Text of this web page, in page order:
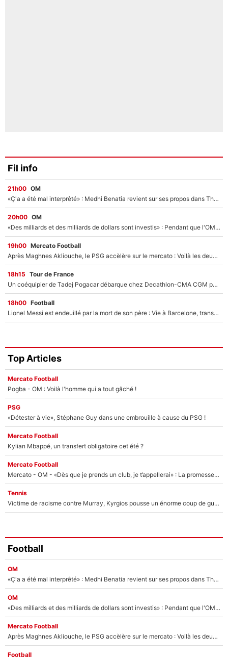
Fil info
21h00 OM
«Ç'a a été mal interprêté» : Medhi Benatia revient sur ses propos dans The Bridge et précise ses conditions pour rejoindre le PSG !
20h00 OM
«Des milliards et des milliards de dollars sont investis» : Pendant que l'OM est en pleine crise financière, Frank McCourt lance un nouveau projet à 260M€ !
19h00 Mercato Football
Après Maghnes Akliouche, le PSG accèlère sur le mercato : Voilà les deux nouvelles recrues qui vont signer la semaine prochaine ?
18h15 Tour de France
Un coéquipier de Tadej Pogacar débarque chez Decathlon-CMA CGM pour épauler Paul Seixas : «Mes meilleures années sont à venir»
18h00 Football
Lionel Messi est endeuillé par la mort de son père : Vie à Barcelone, transfert au PSG... voilà comment Jorge Messi a joué un rôle essentiel dans sa carrière !
Top Articles
Mercato Football
Pogba - OM : Voilà l'homme qui a tout gâché !
PSG
«Détester à vie», Stéphane Guy dans une embrouille à cause du PSG !
Mercato Football
Kylian Mbappé, un transfert obligatoire cet été ?
Mercato Football
Mercato - OM - «Dès que je prends un club, je t’appellerai» : La promesse de Marcelino au moment de claquer la porte
Tennis
Victime de racisme contre Murray, Kyrgios pousse un énorme coup de gueule !
Football
OM
«Ç'a a été mal interprêté» : Medhi Benatia revient sur ses propos dans The Bridge et précise ses conditions pour rejoindre le PSG !
OM
«Des milliards et des milliards de dollars sont investis» : Pendant que l'OM est en pleine crise financière, Frank McCourt lance un nouveau projet à 260M€ !
Mercato Football
Après Maghnes Akliouche, le PSG accèlère sur le mercato : Voilà les deux nouvelles recrues qui vont signer la semaine prochaine ?
Football